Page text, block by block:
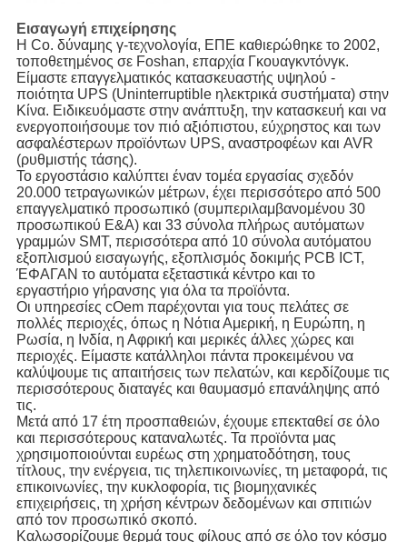
Εισαγωγή επιχείρησης
Η Co. δύναμης γ-τεχνολογία, ΕΠΕ καθιερώθηκε το 2002,
τοποθετημένος σε Foshan, επαρχία Γκουαγκντόνγκ.
Είμαστε επαγγελματικός κατασκευαστής υψηλού -
ποιότητα UPS (Uninterruptible ηλεκτρικά συστήματα) στην
Κίνα. Ειδικευόμαστε στην ανάπτυξη, την κατασκευή και να
ενεργοποιήσουμε τον πιό αξιόπιστου, εύχρηστος και των
ασφαλέστερων προϊόντων UPS, αναστροφέων και AVR
(ρυθμιστής τάσης).
Το εργοστάσιο καλύπτει έναν τομέα εργασίας σχεδόν
20.000 τετραγωνικών μέτρων, έχει περισσότερο από 500
επαγγελματικό προσωπικό (συμπεριλαμβανομένου 30
προσωπικού Ε&Α) και 33 σύνολα πλήρως αυτόματων
γραμμών SMT, περισσότερα από 10 σύνολα αυτόματου
εξοπλισμού εισαγωγής, εξοπλισμός δοκιμής PCB ICT,
ΈΦΑΓΑΝ το αυτόματα εξεταστικά κέντρο και το
εργαστήριο γήρανσης για όλα τα προϊόντα.
Οι υπηρεσίες cOem παρέχονται για τους πελάτες σε
πολλές περιοχές, όπως η Νότια Αμερική, η Ευρώπη, η
Ρωσία, η Ινδία, η Αφρική και μερικές άλλες χώρες και
περιοχές. Είμαστε κατάλληλοι πάντα προκειμένου να
καλύψουμε τις απαιτήσεις των πελατών, και κερδίζουμε τις
περισσότερους διαταγές και θαυμασμό επανάληψης από
τις.
Μετά από 17 έτη προσπαθειών, έχουμε επεκταθεί σε όλο
και περισσότερους καταναλωτές. Τα προϊόντα μας
χρησιμοποιούνται ευρέως στη χρηματοδότηση, τους
τίτλους, την ενέργεια, τις τηλεπικοινωνίες, τη μεταφορά, τις
επικοινωνίες, την κυκλοφορία, τις βιομηχανικές
επιχειρήσεις, τη χρήση κέντρων δεδομένων και σπιτιών
από τον προσωπικό σκοπό.
Καλωσορίζουμε θερμά τους φίλους από σε όλο τον κόσμο